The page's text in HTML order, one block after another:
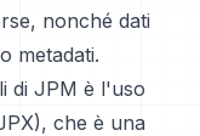
nonché dati
metadati.
di JPM è l'uso
che è una